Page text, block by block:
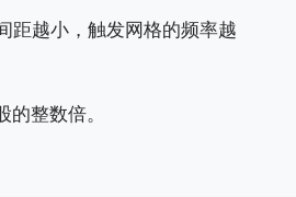
距越小，触发网格的频率越
整数倍。